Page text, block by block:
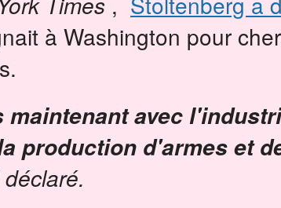
à Washington pour
maintenant avec
production d'armes et